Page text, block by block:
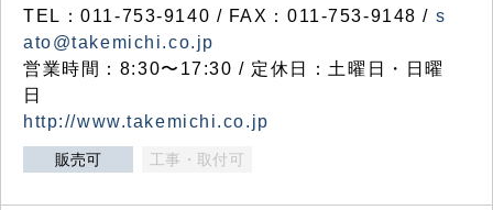
TEL：011-753-9140 / FAX：011-753-9148 / s
ato@takemichi.co.jp
営業時間：8:30〜17:30 / 定休日：土曜日・日曜
日
http://www.takemichi.co.jp
販売可 工事・取付可